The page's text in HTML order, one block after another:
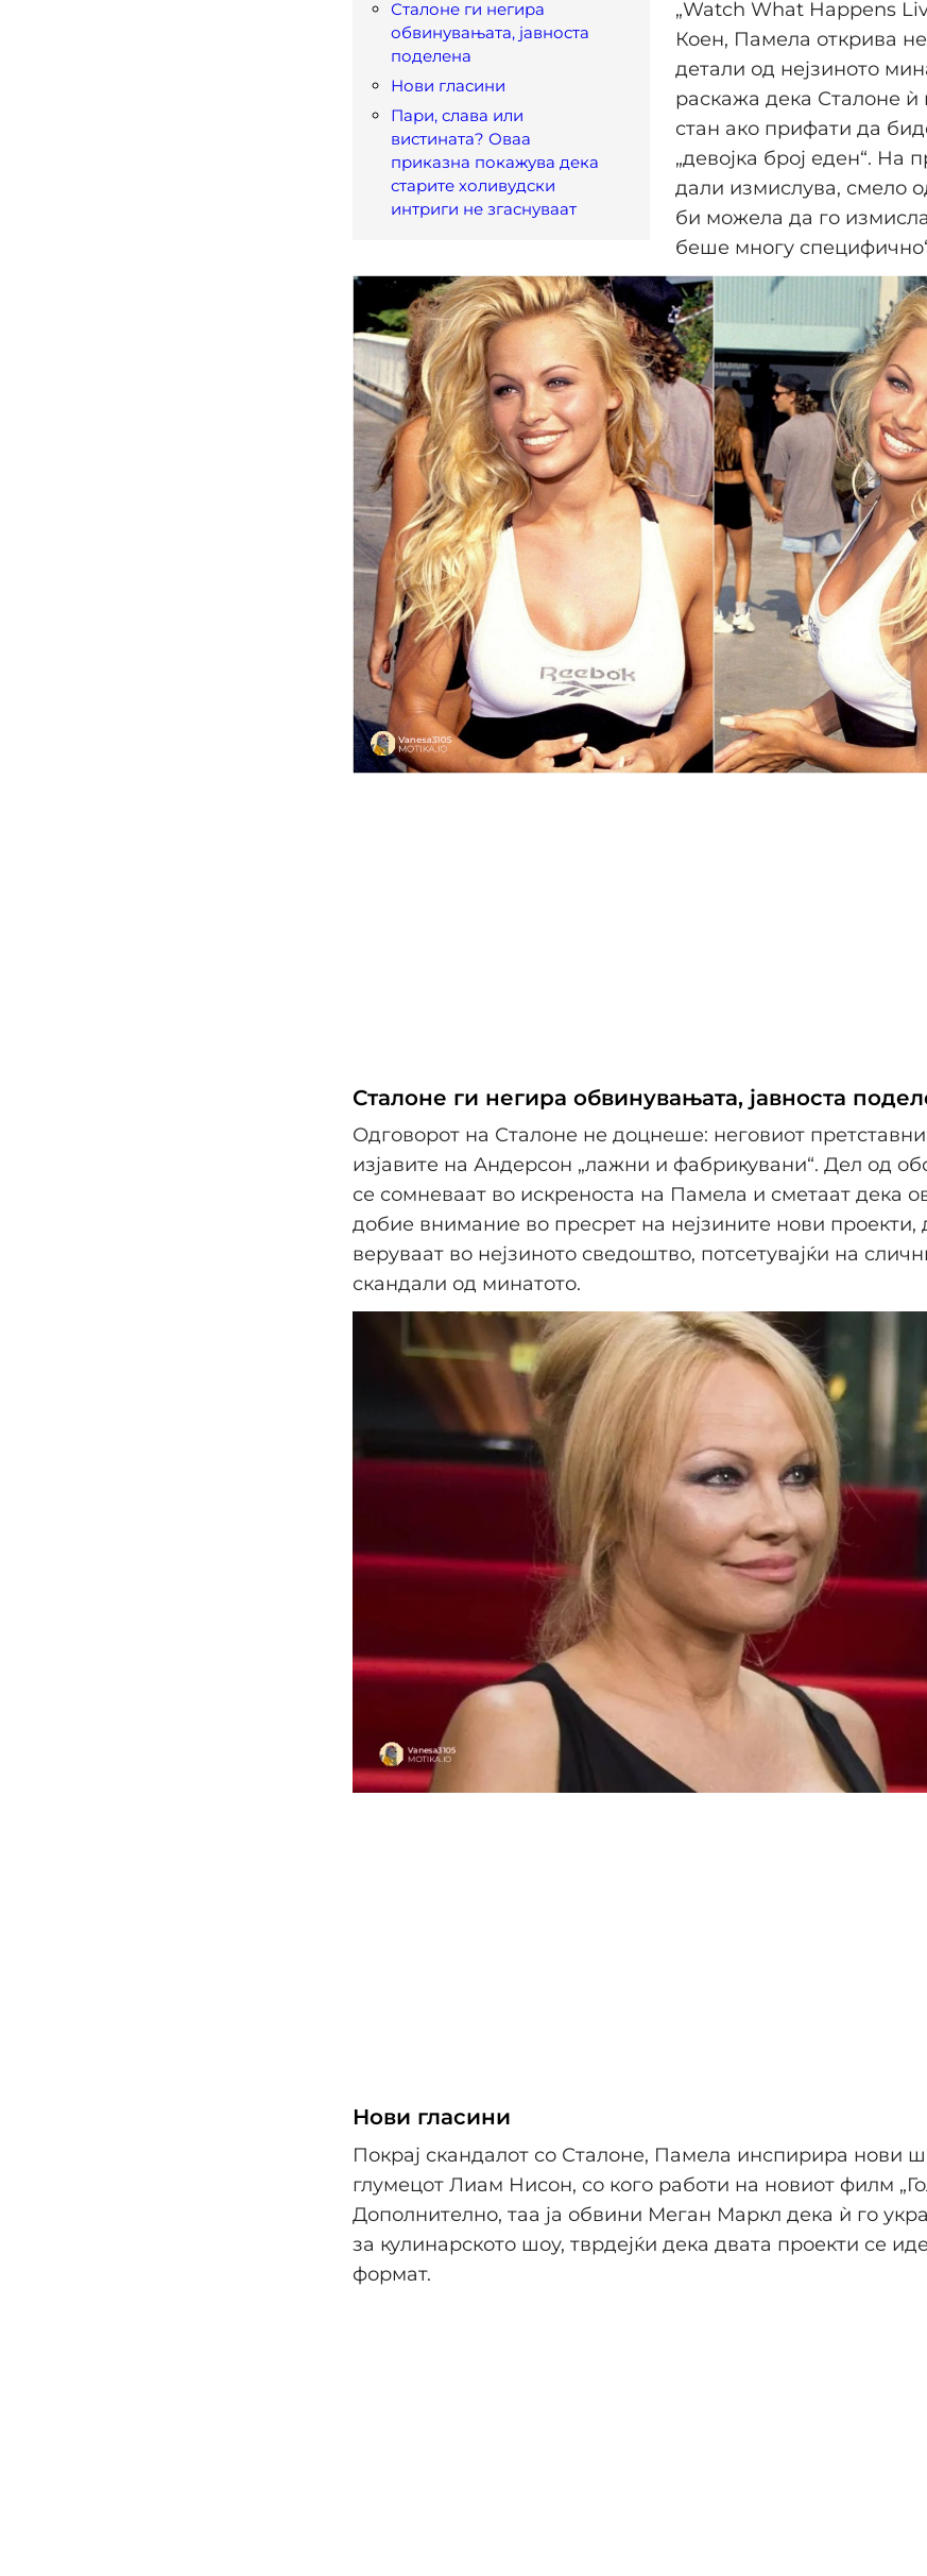
Сталоне ги негира
обвинувањата, јавноста
поделена
Нови гласини
Пари, слава или
вистината? Оваа
приказна покажува дека
старите холивудски
интриги не згаснуваат
„Watch What Happens
Коен, Памела открива
детали од нејзиното
раскажа дека Сталоне
стан ако прифати да
„девојка број еден“. На
дали измислува, смело
би можела да го
беше многу
Сталоне ги негира обвинувањата, јавноста
Одговорот на Сталоне не доцнеше: неговиот
изјавите на Андерсон „лажни и фабрикувани“. Дел од
се сомневаат во искреноста на Памела и сметаат дека
добие внимание во пресрет на нејзините нови проекти,
веруваат во нејзиното сведоштво, потсетувајќи на
скандали од минатото.
Нови гласини
Покрај скандалот со Сталоне, Памела инспирира нови
глумецот Лиам Нисон, со кого работи на новиот филм
Дополнително, таа ја обвини Меган Маркл дека ѝ го
за кулинарското шоу, тврдејќи дека двата проекти се
формат.